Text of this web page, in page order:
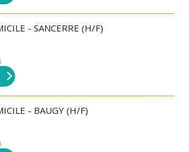
- SANCERRE (H/F)
- BAUGY (H/F)